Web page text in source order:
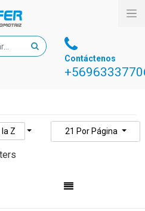
Contáctenos
Z 21 Por Página